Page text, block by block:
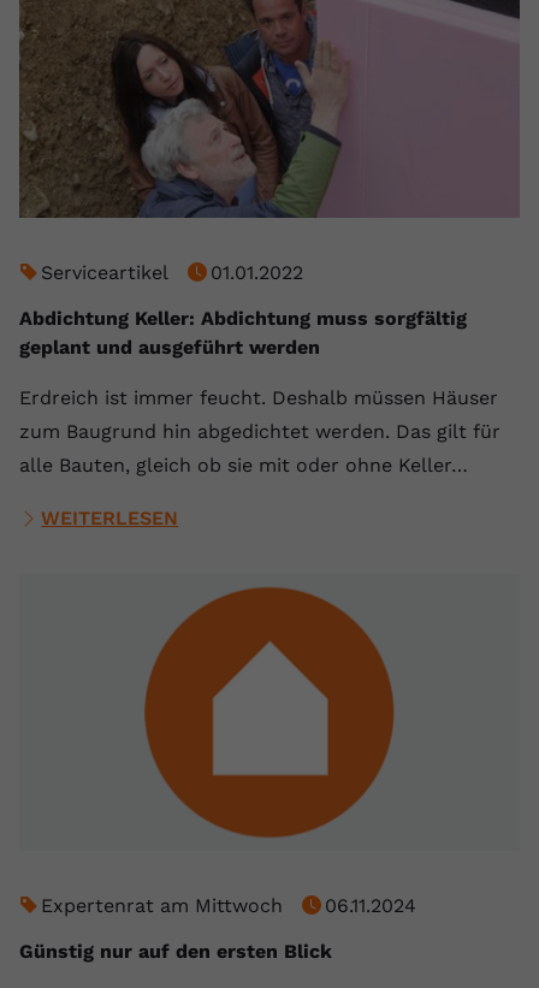
Serviceartikel
01.01.2022
Abdichtung Keller: Abdichtung muss sorgfältig
geplant und ausgeführt werden
Erdreich ist immer feucht. Deshalb müssen Häuser
zum Baugrund hin abgedichtet werden. Das gilt für
alle Bauten, gleich ob sie mit oder ohne Keller…
WEITERLESEN
Expertenrat am Mittwoch
06.11.2024
Günstig nur auf den ersten Blick